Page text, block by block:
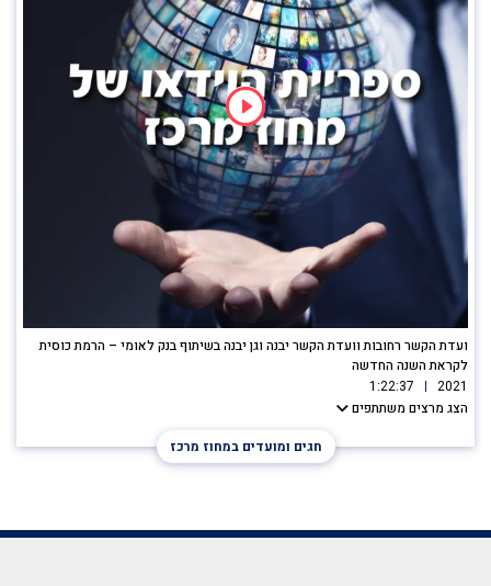
ועדת הקשר רחובות וועדת הקשר יבנה וגן יבנה בשיתוף בנק לאומי – הרמת כוסית
לקראת השנה החדשה
2021
1:22:37
הצג מרצים משתתפים
חגים ומועדים במחוז מרכז